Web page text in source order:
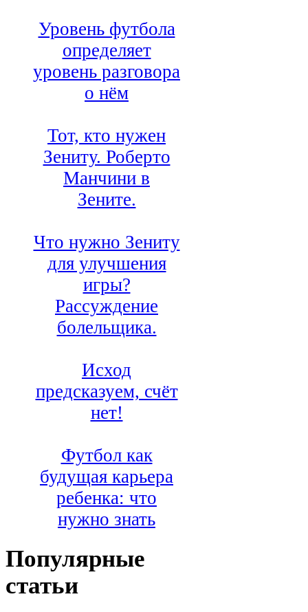
Уровень футбола
определяет
уровень разговора
о нём
Тот, кто нужен
Зениту. Роберто
Манчини в
Зените.
Что нужно Зениту
для улучшения
игры?
Рассуждение
болельщика.
Исход
предсказуем, счёт
нет!
Футбол как
будущая карьера
ребенка: что
нужно знать
Популярные
статьи